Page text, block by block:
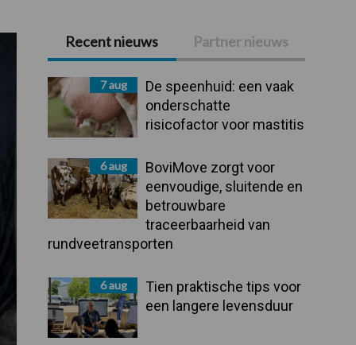
Primaire
Sidebar
Recent nieuws Partner nieuws
7 aug
De speenhuid: een vaak
onderschatte
risicofactor voor mastitis
6 aug
BoviMove zorgt voor
eenvoudige, sluitende en
betrouwbare
traceerbaarheid van
rundveetransporten
6 aug
Tien praktische tips voor
een langere levensduur